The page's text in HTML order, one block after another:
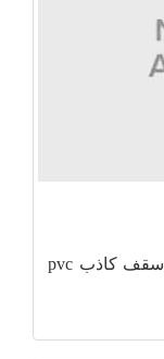
دکوراسیون داخلی سقف کاذب استخر,سقف کاذب pvc